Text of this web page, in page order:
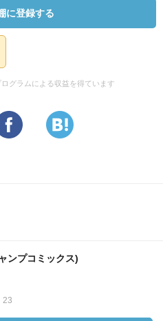
に登録する
グラムによる収益を得ています
ンプコミックス)
23